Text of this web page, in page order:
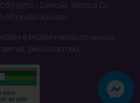
970) - Direção Técnica Dr.
Almeida Gouveia
e MSRM mediante receita
pelo Infarmed.